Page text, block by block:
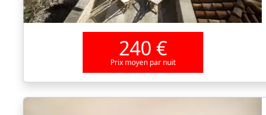
240 €
Prix moyen par nuit